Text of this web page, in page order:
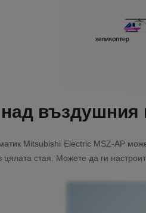
въздушния
Mitsubishi Electric MSZ-AP
стая. Можете да ги